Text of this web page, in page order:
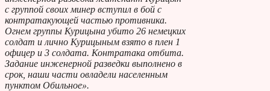
с группой своих минер вступил в бой с
контратакующей частью противника.
Огнем группы Курицына убито 26 немецких
солдат и лично Курицыным взято в плен 1
офицер и 3 солдата. Контратака отбита.
Задание инженерной разведки выполнено в
срок, наши части овладели населенным
пунктом Обильное».